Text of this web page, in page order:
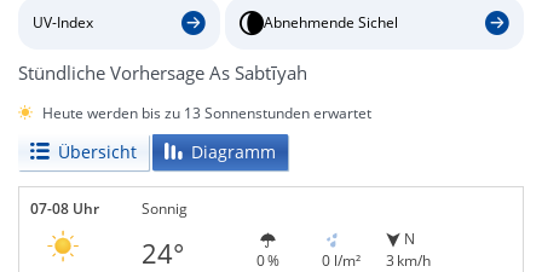
UV-Index Abnehmende Sichel
Stündliche Vorhersage As Sabtīyah
Heute werden bis zu 13 Sonnenstunden erwartet
Übersicht Diagramm
07-08 Uhr Sonnig
24° 0 % 0 l/m²
N
3 km/h